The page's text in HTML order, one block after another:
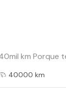
km Porque
40000 km